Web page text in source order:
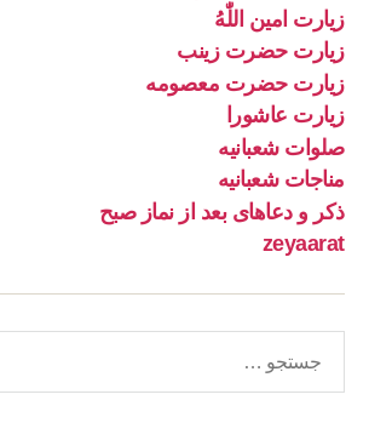
زیارت امین اللّٰهُ
زیارت حضرت زینب
زیارت حضرت معصومه
زیارت عاشورا
صلوات شعبانیه
مناجات شعبانیه
ذکر و دعاهای بعد از نماز صبح
zeyaarat